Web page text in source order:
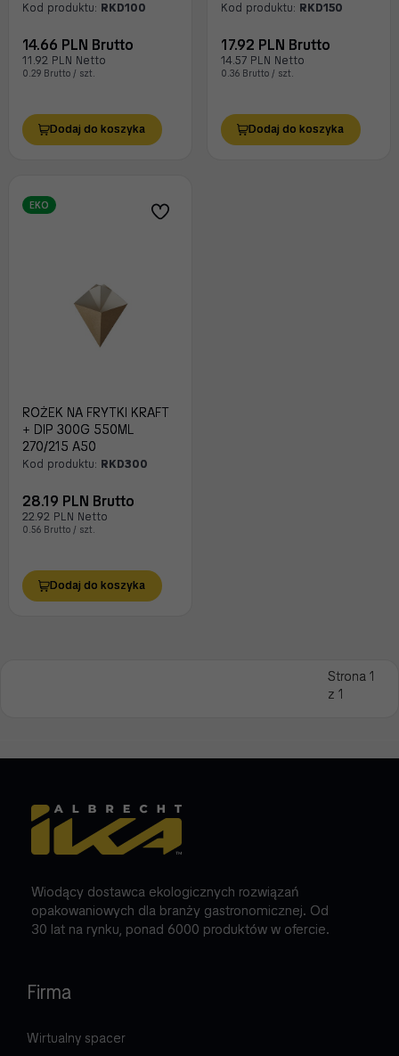
Kod produktu: RKD100
14.66 PLN Brutto
11.92 PLN Netto
0.29 Brutto / szt.
Dodaj do koszyka
Kod produktu: RKD150
17.92 PLN Brutto
14.57 PLN Netto
0.36 Brutto / szt.
Dodaj do koszyka
EKO
ROŻEK NA FRYTKI KRAFT
+ DIP 300G 550ML
270/215 A50
Kod produktu: RKD300
28.19 PLN Brutto
22.92 PLN Netto
0.56 Brutto / szt.
Dodaj do koszyka
Strona 1
z 1
Wiodący dostawca ekologicznych rozwiązań
opakowaniowych dla branży gastronomicznej. Od
30 lat na rynku, ponad 6000 produktów w ofercie.
Firma
Wirtualny spacer